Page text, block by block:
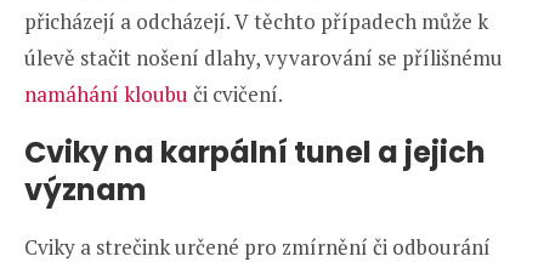
přicházejí a odcházejí. V těchto případech může k
úlevě stačit nošení dlahy, vyvarování se přílišnému
namáhání kloubu či cvičení.
Cviky na karpální tunel a jejich
význam
Cviky a strečink určené pro zmírnění či odbourání